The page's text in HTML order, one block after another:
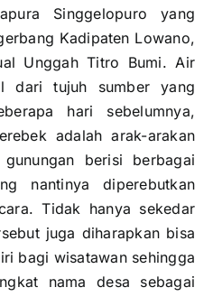
Singgelopuro yang
Kadipaten Lowano,
Unggah Titro Bumi. Air
dari tujuh sumber yang
hari sebelumnya,
adalah arak-arakan
berisi berbagai
nantinya diperebutkan
Tidak hanya sekedar
juga diharapkan bisa
bagi wisatawan sehingga
nama desa sebagai